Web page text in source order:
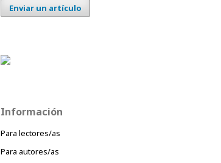
Enviar un artículo
Información
Para lectores/as
Para autores/as